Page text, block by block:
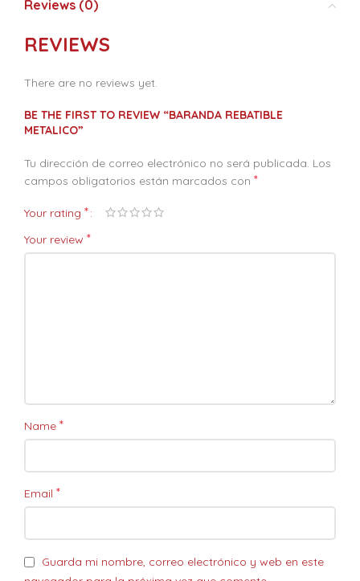
Reviews (0)
REVIEWS
There are no reviews yet.
BE THE FIRST TO REVIEW “BARANDA REBATIBLE
METALICO”
Tu dirección de correo electrónico no será publicada. Los
campos obligatorios están marcados con *
Your rating *
Your review *
Name *
Email *
Guarda mi nombre, correo electrónico y web en este